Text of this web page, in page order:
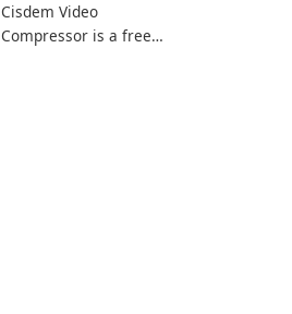
Cisdem Video
Compressor is a free